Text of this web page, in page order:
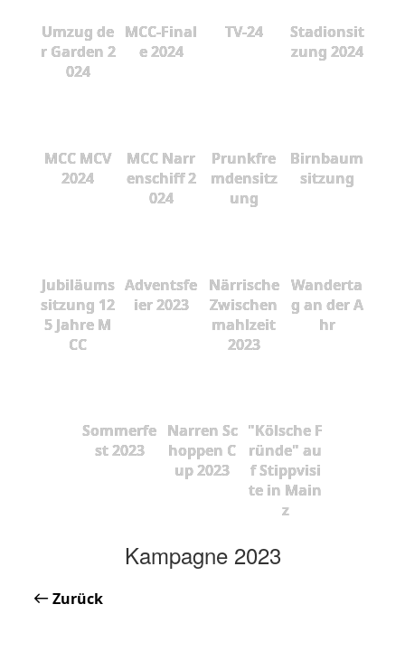
Umzug de
r Garden 2
024
MCC-Final
e 2024
TV-24
Stadionsit
zung 2024
MCC MCV
2024
MCC Narr
enschiff 2
024
Prunkfre
mdensitz
ung
Birnbaum
sitzung
Jubiläums
sitzung 12
5 Jahre M
CC
Adventsfe
ier 2023
Närrische
Zwischen
mahlzeit
2023
Wanderta
g an der A
hr
Sommerfe
st 2023
Narren Sc
hoppen C
up 2023
"Kölsche F
ründe" au
f Stippvisi
te in Main
z
Kampagne 2023
Zurück